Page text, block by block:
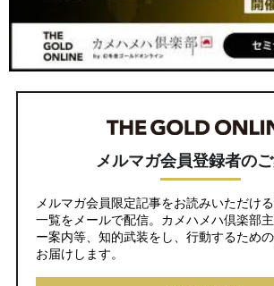
メルマガ会員登録者の
メルマガ会員限定記事をお読みいただけ
一覧をメールで配信。カメハメハ倶楽部
ー案内等、知的武装をし、行動するため
お届けします。